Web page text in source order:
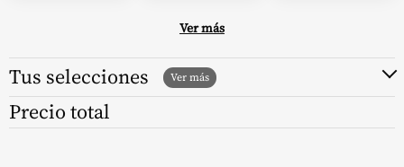
Ver más
Tus selecciones
Precio total